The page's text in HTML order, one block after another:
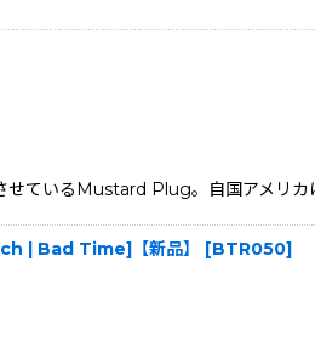
いるMustard Plug。自国アメリカ
| Bad Time]【新品】 [BTR050]